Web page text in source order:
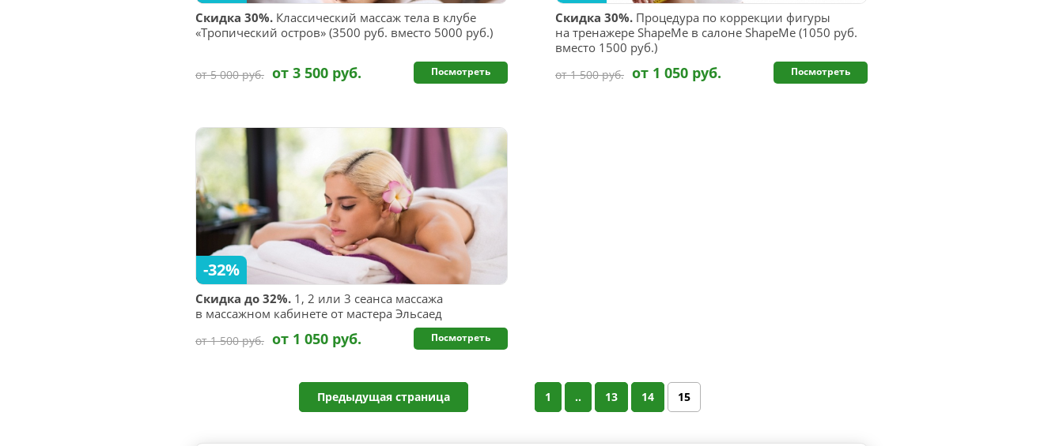
Скидка 30%. Классический массаж тела в клубе
«Тропический остров» (3500 руб. вместо 5000 руб.)
от 5 000 руб. от 3 500 руб. Посмотреть
Скидка 30%. Процедура по коррекции фигуры
на тренажере ShapeMe в салоне ShapeMe (1050 руб.
вместо 1500 руб.)
от 1 500 руб. от 1 050 руб. Посмотреть
Скидка до 32%. 1, 2 или 3 сеанса массажа
в массажном кабинете от мастера Эльсаед
-32%
от 1 500 руб. от 1 050 руб. Посмотреть
Предыдущая страница 1 .. 13 14 15